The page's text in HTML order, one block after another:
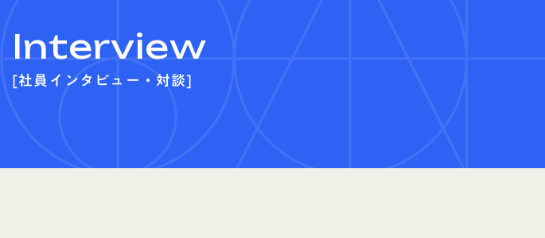
社員インタビュー・対談
Interview